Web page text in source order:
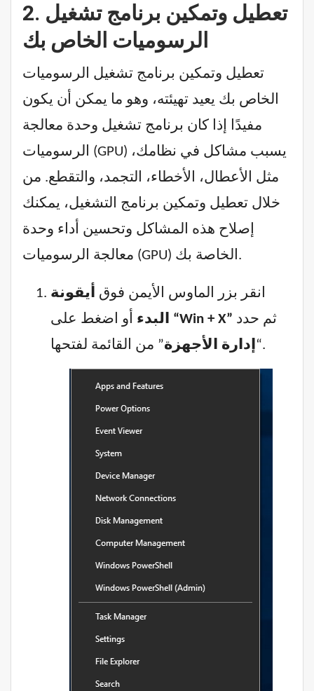
2. تعطيل وتمكين برنامج تشغيل
الرسوميات الخاص بك
تعطيل وتمكين برنامج تشغيل الرسوميات
الخاص بك يعيد تهيئته، وهو ما يمكن أن يكون
مفيدًا إذا كان برنامج تشغيل وحدة معالجة
الرسوميات (GPU) يسبب مشاكل في نظامك،
مثل الأعطال، الأخطاء، التجمد، والتقطع. من
خلال تعطيل وتمكين برنامج التشغيل، يمكنك
إصلاح هذه المشاكل وتحسين أداء وحدة
معالجة الرسوميات (GPU) الخاصة بك.
انقر بزر الماوس الأيمن فوق
أيقونة
البدء
“Win + X”
“ إدارة الأجهزة ” من القائمة لفتحها.